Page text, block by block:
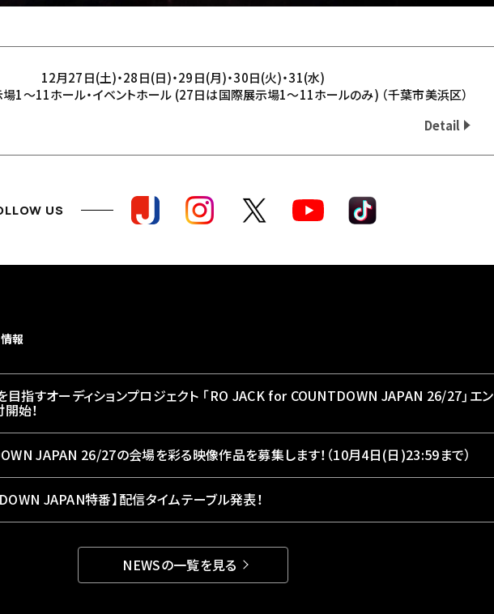
12月27日(土)・28日(日)・29日(月)・30日(火)・31(水)
場1～11ホール・イベントホール (27日は国際展示場1〜11ホールのみ) （千葉市美浜区）
Detail
US
報
目指すオーディションプロジェクト 「RO JACK for COUNTDOWN JAPAN 26/27」エン
始！
JAPAN 26/27の会場を彩る映像作品を募集します！（10月4日(日)23:59まで）
JAPAN特番】配信タイムテーブル発表！
NEWSの一覧を見る